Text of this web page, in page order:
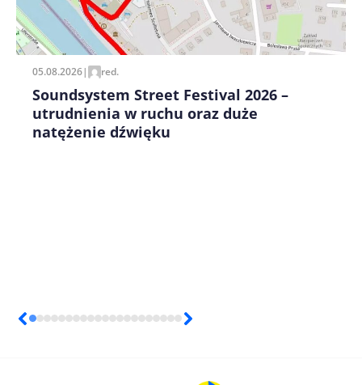
05.08.2026| red.
Soundsystem Street Festival 2026 –
utrudnienia w ruchu oraz duże
natężenie dźwięku